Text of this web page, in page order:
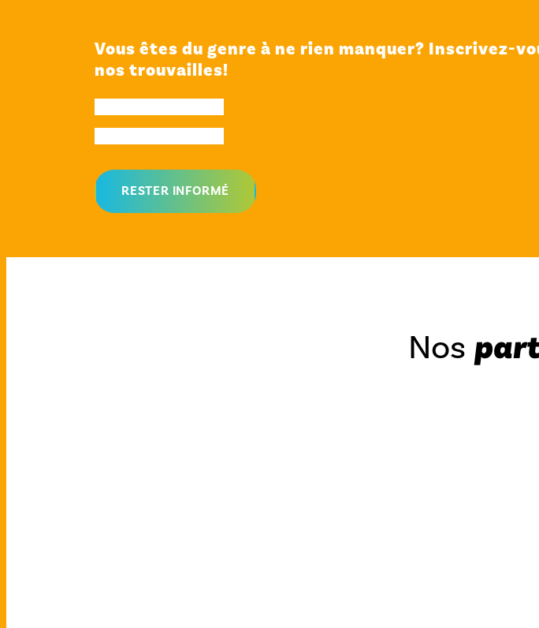
Vous êtes du genre à ne rien manquer?
nos trouvailles!
Nos